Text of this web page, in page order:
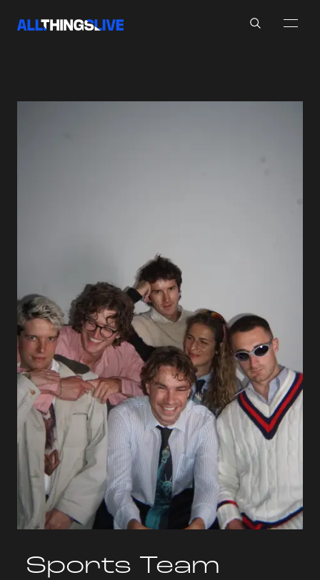
Sports Team